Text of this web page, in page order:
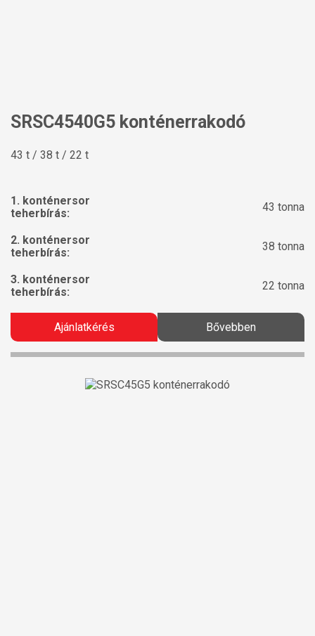
SRSC4540G5 konténerrakodó
43 t / 38 t / 22 t
1. konténersor
teherbírás:
43 tonna
2. konténersor
teherbírás:
38 tonna
3. konténersor
teherbírás:
22 tonna
Ajánlatkérés Bővebben